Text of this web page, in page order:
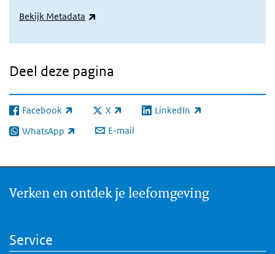
Bekijk Metadata
Deel deze pagina
Facebook
(externe link) X
(externe link) LinkedIn
(externe link)
WhatsApp
(externe link) E-mail
Verken en ontdek je leefomgeving
Service